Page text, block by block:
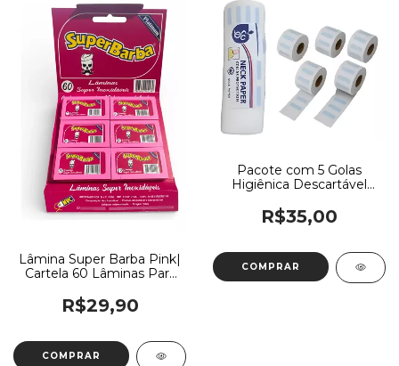
Lâmina Super Barba Pink|
Cartela 60 Lâminas Para
R$29,90
Pacote com 5 Golas
Higiênica Descartável
R$35,00